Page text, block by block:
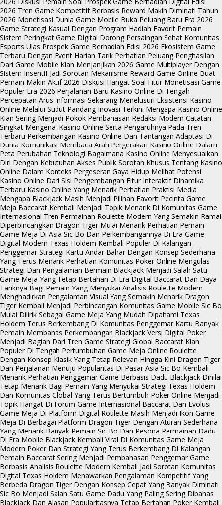
2026 Tren Game Kompetitif Berbasis Reward Makin Diminati Tahun
2026 Monetisasi Dunia Game Mobile Buka Peluang Baru Era 2026
Game Strategi Kasual Dengan Program Hadiah Favorit Pemain
Sistem Peringkat Game Digital Dorong Persaingan Sehat Komunitas
Esports Ulas Prospek Game Berhadiah Edisi 2026 Ekosistem Game
Terbaru Dengan Event Harian Tarik Perhatian Peluang Penghasilan
Dari Game Mobile Kian Menjanjikan 2026 Game Multiplayer Dengan
Sistem Insentif Jadi Sorotan Mekanisme Reward Game Online Buat
Pemain Makin Aktif 2026 Diskusi Hangat Soal Fitur Monetisasi Game
Populer Era 2026 Perjalanan Baru Kasino Online Di Tengah
Percepatan Arus Informasi Sekarang Menelusuri Eksistensi Kasino
Online Melalui Sudut Pandang Inovasi Terkini Mengapa Kasino Online
Kian Sering Menjadi Pokok Pembahasan Redaksi Modern Catatan
Singkat Mengenai Kasino Online Serta Pengaruhnya Pada Tren
Terbaru Perkembangan Kasino Online Dan Tantangan Adaptasi Di
Dunia Komunikasi Membaca Arah Pergerakan Kasino Online Dalam
Peta Perubahan Teknologi Bagaimana Kasino Online Menyesuaikan
Diri Dengan Kebutuhan Akses Publik Sorotan Khusus Tentang Kasino
Online Dalam Konteks Pergeseran Gaya Hidup Melihat Potensi
Kasino Online Dari Sisi Pengembangan Fitur Interaktif Dinamika
Terbaru Kasino Online Yang Menarik Perhatian Praktisi Media
Mengapa Blackjack Masih Menjadi Pilihan Favorit Pecinta Game
Meja Baccarat Kembali Menjadi Topik Menarik Di Komunitas Game
Internasional Tren Permainan Roulette Modern Yang Semakin Ramai
Diperbincangkan Dragon Tiger Mulai Menarik Perhatian Pemain
Game Meja Di Asia Sic Bo Dan Perkembangannya Di Era Game
Digital Modern Texas Holdem Kembali Populer Di Kalangan
Penggemar Strategi Kartu Andar Bahar Dengan Konsep Sederhana
Yang Terus Menarik Perhatian Komunitas Poker Online Mengulas
Strategi Dan Pengalaman Bermain Blackjack Menjadi Salah Satu
Game Meja Yang Tetap Bertahan Di Era Digital Baccarat Dan Daya
Tariknya Bagi Pemain Yang Menyukai Analisis Roulette Modern
Menghadirkan Pengalaman Visual Yang Semakin Menarik Dragon
Tiger Kembali Menjadi Perbincangan Komunitas Game Mobile Sic Bo
Mulai Dilirik Sebagai Game Meja Yang Mudah Dipahami Texas
Holdem Terus Berkembang Di Komunitas Penggemar Kartu Banyak
Pemain Membahas Perkembangan Blackjack Versi Digital Poker
Menjadi Bagian Dari Tren Game Strategi Global Baccarat Kian
Populer Di Tengah Pertumbuhan Game Meja Online Roulette
Dengan Konsep Klasik Yang Tetap Relevan Hingga Kini Dragon Tiger
Dan Perjalanan Menuju Popularitas Di Pasar Asia Sic Bo Kembali
Menarik Perhatian Penggemar Game Berbasis Dadu Blackjack Dinilai
Tetap Menarik Bagi Pemain Yang Menyukai Strategi Texas Holdem
Dan Komunitas Global Yang Terus Bertumbuh Poker Online Menjadi
Topik Hangat Di Forum Game Internasional Baccarat Dan Evolusi
Game Meja Di Platform Digital Roulette Masih Menjadi Ikon Game
Meja Di Berbagai Platform Dragon Tiger Dengan Aturan Sederhana
Yang Menarik Banyak Pemain Sic Bo Dan Pesona Permainan Dadu
Di Era Mobile Blackjack Kembali Viral Di Komunitas Game Meja
Modern Poker Dan Strategi Yang Terus Berkembang Di Kalangan
Pemain Baccarat Sering Menjadi Pembahasan Penggemar Game
Berbasis Analisis Roulette Modern Kembali Jadi Sorotan Komunitas
Digital Texas Holdem Menawarkan Pengalaman Kompetitif Yang
Berbeda Dragon Tiger Dengan Konsep Cepat Yang Banyak Diminati
Sic Bo Menjadi Salah Satu Game Dadu Yang Paling Sering Dibahas
Blackjack Dan Alasan Popularitasnya Tetap Bertahan Poker Kembali